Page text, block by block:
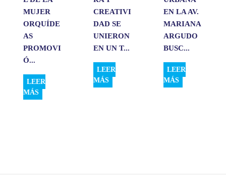
MUJER
ORQUÍDE
AS
PROMOVI
Ó...
LEER
MÁS
CREATIVI
DAD SE
UNIERON
EN UN T...
LEER
MÁS
EN LA AV.
MARIANA
ARGUDO
BUSC...
LEER
MÁS